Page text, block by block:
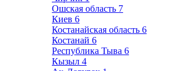
Ошская область 7
Киев 6
Костанайская область 6
Костанай 6
Республика Тыва 6
Кызыл 4